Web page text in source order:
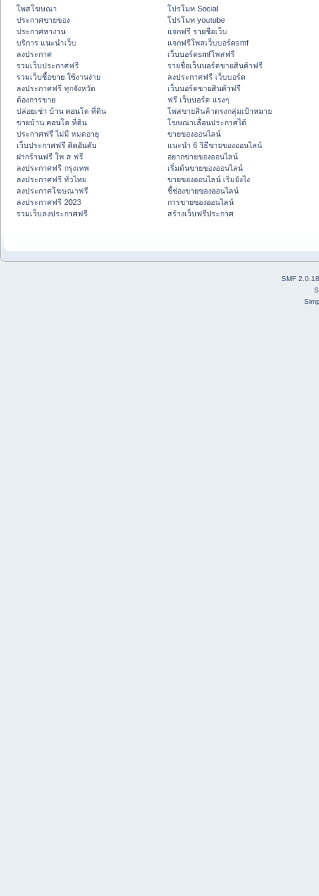
โพสโฆษณา
ประกาศขายของ
ประกาศหางาน
บริการ แนะนำเว็บ
ลงประกาศ
รวมเว็บประกาศฟรี
รวมเว็บซื้อขาย ใช้งานง่าย
ลงประกาศฟรี ทุกจังหวัด
ต้องการขาย
ปล่อยเช่า บ้าน คอนโด ที่ดิน
ขายบ้าน คอนโด ที่ดิน
ประกาศฟรี ไม่มี หมดอายุ
เว็บประกาศฟรี ติดอันดับ
ฝากร้านฟรี โพ ส ฟรี
ลงประกาศฟรี กรุงเทพ
ลงประกาศฟรี ทั่วไทย
ลงประกาศโฆษณาฟรี
ลงประกาศฟรี 2023
รวมเว็บลงประกาศฟรี
โปรโมท Social
โปรโมท youtube
แจกฟรี รายชื่อเว็บ
แจกฟรีโพสเว็บบอร์ดsmf
เว็บบอร์ดsmfโพสฟรี
รายชื่อเว็บบอร์ดขายสินค้าฟรี
ลงประกาศฟรี เว็บบอร์ด
เว็บบอร์ดขายสินค้าฟรี
ฟรี เว็บบอร์ด แรงๆ
โพสขายสินค้าตรงกลุ่มเป้าหมาย
โฆษณาเลื่อนประกาศได้
ขายของออนไลน์
แนะนำ 6 วิธีขายของออนไลน์
อยากขายของออนไลน์
เริ่มต้นขายของออนไลน์
ขายของออนไลน์ เริ่มยังไง
ชี้ช่องขายของออนไลน์
การขายของออนไลน์
สร้างเว็บฟรีประกาศ
SMF 2.0.18